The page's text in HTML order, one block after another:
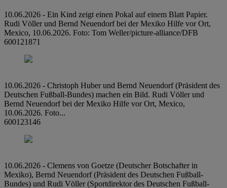
10.06.2026 - Ein Kind zeigt einen Pokal auf einem Blatt Papier.
Rudi Völler und Bernd Neuendorf bei der Mexiko Hilfe vor Ort,
Mexico, 10.06.2026. Foto: Tom Weller/picture-alliance/DFB
600121871
10.06.2026 - Christoph Huber und Bernd Neuendorf (Präsident des
Deutschen Fußball-Bundes) machen ein Bild. Rudi Völler und
Bernd Neuendorf bei der Mexiko Hilfe vor Ort, Mexico,
10.06.2026. Foto...
600123146
10.06.2026 - Clemens von Goetze (Deutscher Botschafter in
Mexiko), Bernd Neuendorf (Präsident des Deutschen Fußball-
Bundes) und Rudi Völler (Sportdirektor des Deutschen Fußball-